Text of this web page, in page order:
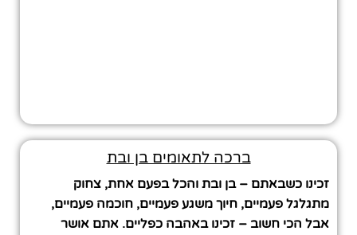
ברכה לתאומים בן ובת
זכינו כשבאתם – בן ובת והכל בפעם אחת, צחוק
מתגלגל פעמיים, חיוך משגע פעמיים, חוכמה פעמיים,
אבל הכי חשוב – זכינו באהבה כפליים. אתם אושר